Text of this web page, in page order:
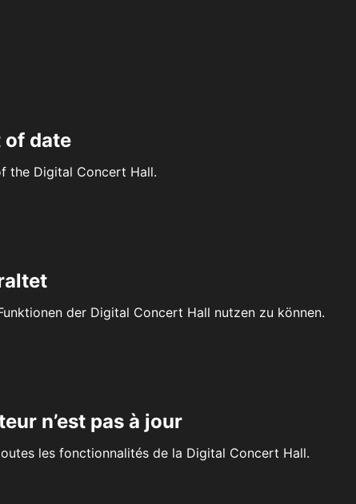
of date
the Digital Concert Hall.
der Digital Concert Hall nutzen zu können.
n’est pas à jour
les fonctionnalités de la Digital Concert Hall.